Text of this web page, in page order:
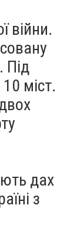
війни.
Під
міст.
дах
з